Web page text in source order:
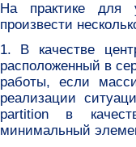
Hа практике для
произвести
1. В качестве
расположенный в
работы, если
реализации
partition в
минимальный